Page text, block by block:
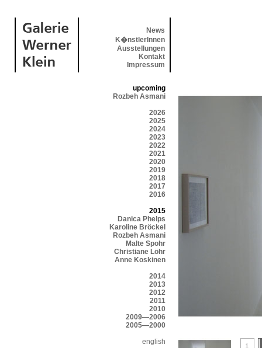
News
K�nstlerInnen
Ausstellungen
Kontakt
Impressum
upcoming
Rozbeh Asmani
2026
2025
2024
2023
2022
2021
2020
2019
2018
2017
2016
2015
Danica Phelps
Karoline Bröckel
Rozbeh Asmani
Malte Spohr
Christiane Löhr
Anne Koskinen
2014
2013
2012
2011
2010
2009—2006
2005—2000
english